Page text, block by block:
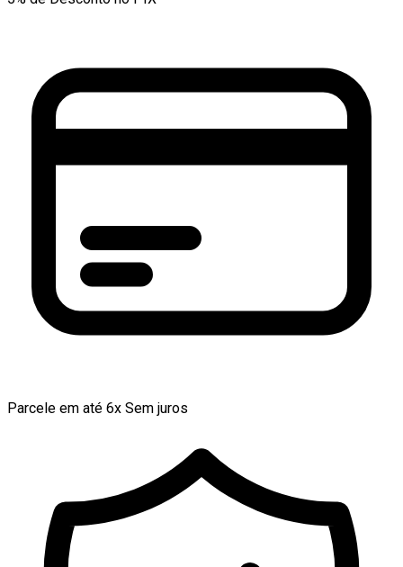
Parcele em até 6x Sem juros